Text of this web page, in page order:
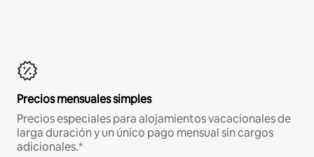
Precios mensuales simples
Precios especiales para alojamientos vacacionales de
larga duración y un único pago mensual sin cargos
adicionales.*